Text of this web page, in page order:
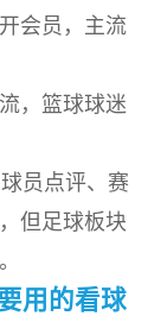
会员，主流
，篮球球迷
员点评、赛
但足球板块
用的看球